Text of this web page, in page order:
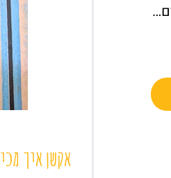
אקשן איך